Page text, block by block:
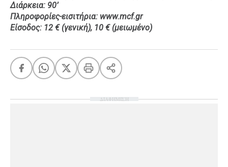
Διάρκεια: 90’
Πληροφορίες-εισιτήρια: www.mcf.gr
Είσοδος: 12 € (γενική), 10 € (μειωμένο)
ΔΙΑΦΗΜΙΣΗ